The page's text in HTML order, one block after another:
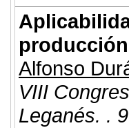
Alfonso
VIII
Leganés. .